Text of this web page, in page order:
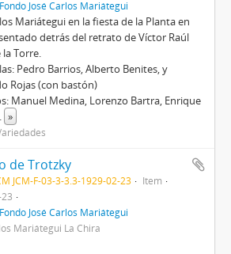
Fondo José Carlos Mariátegui
Mariátegui en la fiesta de la Planta en
detrás del retrato de Víctor Raúl
la Torre.
Pedro Barrios, Alberto Benites, y
Rojas (con bastón)
Manuel Medina, Lorenzo Bartra, Enrique
»
de Trotzky
JCM-F-03-3-3.3-1929-02-23
Item
Fondo José Carlos Mariátegui
Mariátegui La Chira